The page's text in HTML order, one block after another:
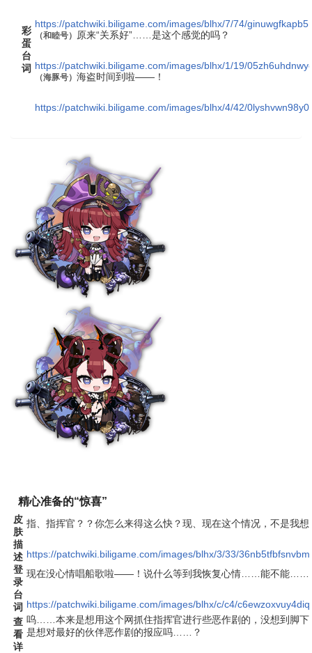
彩
蛋
台
词
https://patchwiki.biligame.com/images/blhx/7/74/
（和睦号） 原来“关系好”……是这个感觉的吗？
https://patchwiki.biligame.com/images/blhx/1/19/
（海豚号） 海盗时间到啦——！
https://patchwiki.biligame.com/images/blhx/4/42/
精心准备的“惊喜”
皮
肤
描
述
指、指挥官？？你怎么来得这么快？现、现在这个情况，不是我
https://patchwiki.biligame.com/images/blhx/3/33/
登
录
台
词
现在没心情唱船歌啦——！说什么等到我恢复心情……能不能……
https://patchwiki.biligame.com/images/blhx/c/c4/
查
看
详
呜……本来是想用这个网抓住指挥官进行些恶作剧的，没想到脚
是想对最好的伙伴恶作剧的报应吗……？